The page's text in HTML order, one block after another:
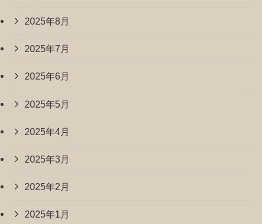
2025年8月
2025年7月
2025年6月
2025年5月
2025年4月
2025年3月
2025年2月
2025年1月